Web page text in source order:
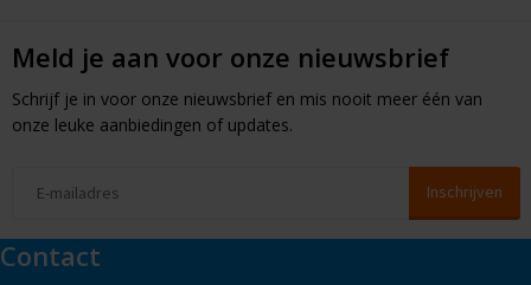
Meld je aan voor onze nieuwsbrief
Schrijf je in voor onze nieuwsbrief en mis nooit meer één van
onze leuke aanbiedingen of updates.
Contact